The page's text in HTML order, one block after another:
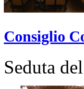
Consiglio
Seduta